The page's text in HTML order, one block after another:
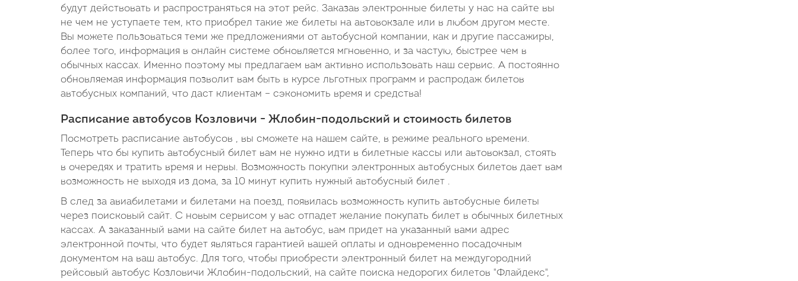
будут действовать и распространяться на этот рейс. Заказав электронные билеты у нас на сайте вы
не чем не уступаете тем, кто приобрел такие же билеты на автовокзале или в любом другом месте.
Вы можете пользоваться теми же предложениями от автобусной компании, как и другие пассажиры,
более того, информация в онлайн системе обновляется мгновенно, и за частую, быстрее чем в
обычных кассах. Именно поэтому мы предлагаем вам активно использовать наш сервис. А постоянно
обновляемая информация позволит вам быть в курсе льготных программ и распродаж билетов
автобусных компаний, что даст клиентам – сэкономить время и средства!
Расписание автобусов Козловичи - Жлобин-подольский и стоимость билетов
Посмотреть расписание автобусов , вы сможете на нашем сайте, в режиме реального времени.
Теперь что бы купить автобусный билет вам не нужно идти в билетные кассы или автовокзал, стоять
в очередях и тратить время и нервы. Возможность покупки электронных автобусных билетов дает вам
возможность не выходя из дома, за 10 минут купить нужный автобусный билет .
В след за авиабилетами и билетами на поезд, появилась возможность купить автобусные билеты
через поисковый сайт. С новым сервисом у вас отпадет желание покупать билет в обычных билетных
кассах. А заказанный вами на сайте билет на автобус, вам придет на указанный вами адрес
электронной почты, что будет являться гарантией вашей оплаты и одновременно посадочным
документом на ваш автобус. Для того, чтобы приобрести электронный билет на междугородний
рейсовый автобус Козловичи Жлобин-подольский, на сайте поиска недорогих билетов "Флайдекс",